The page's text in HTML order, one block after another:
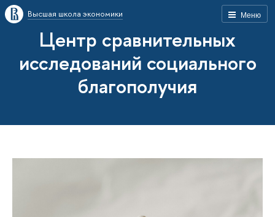
Меню
Высшая школа экономики
Центр сравнительных
исследований социального
благополучия